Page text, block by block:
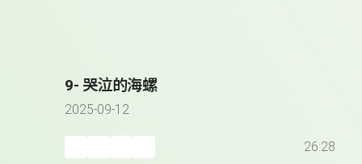
9- 哭泣的海螺
2025-09-12
26:28